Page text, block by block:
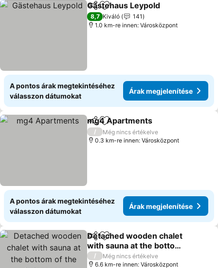
Megosztás
Hozzáadás a kedvencekhez
Gästehaus Leypold
8,7 Kiváló
141
1.0 km-re innen: Városközpont
A pontos árak megtekintéséhez
válasszon dátumokat
Árak megjelenítése
Megosztás
Hozzáadás a kedvencekhez
mg4 Apartments
/
Még nincs értékelve
0.3 km-re innen: Városközpont
A pontos árak megtekintéséhez
válasszon dátumokat
Árak megjelenítése
Megosztás
Hozzáadás a kedvencekhez
Detached wooden chalet
with sauna at the bottom
of the Kreischberg
/
Még nincs értékelve
6.6 km-re innen: Városközpont